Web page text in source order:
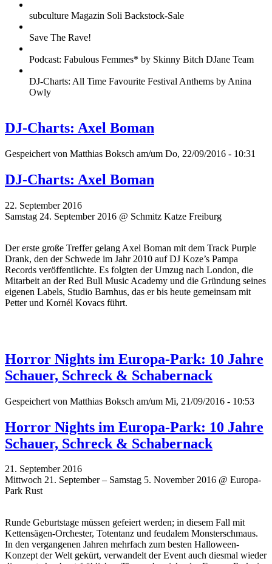
subculture Magazin Soli Backstock-Sale
Save The Rave!
Podcast: Fabulous Femmes* by Skinny Bitch DJane Team
DJ-Charts: All Time Favourite Festival Anthems by Anina
Owly
DJ-Charts: Axel Boman
Gespeichert von Matthias Boksch am/um Do, 22/09/2016 - 10:31
DJ-Charts: Axel Boman
22. September 2016
Samstag 24. September 2016 @ Schmitz Katze Freiburg
Der erste große Treffer gelang Axel Boman mit dem Track Purple
Drank, den der Schwede im Jahr 2010 auf DJ Koze’s Pampa
Records veröffentlichte. Es folgten der Umzug nach London, die
Mitarbeit an der Red Bull Music Academy und die Gründung seines
eigenen Labels, Studio Barnhus, das er bis heute gemeinsam mit
Petter und Kornél Kovacs führt.
Horror Nights im Europa-Park: 10 Jahre
Schauer, Schreck & Schabernack
Gespeichert von Matthias Boksch am/um Mi, 21/09/2016 - 10:53
Horror Nights im Europa-Park: 10 Jahre
Schauer, Schreck & Schabernack
21. September 2016
Mittwoch 21. September – Samstag 5. November 2016 @ Europa-
Park Rust
Runde Geburtstage müssen gefeiert werden; in diesem Fall mit
Kettensägen-Orchester, Totentanz und feudalem Monsterschmaus.
In den vergangenen Jahren mehrfach zum besten Halloween-
Konzept der Welt gekürt, verwandelt der Event auch diesmal wieder